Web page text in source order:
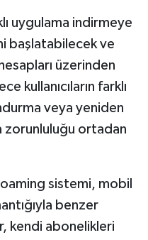
uygulama indirmeye
başlatabilecek ve
üzerinden
kullanıcıların farklı
veya yeniden
zorunluluğu ortadan
sistemi, mobil
benzer
kendi abonelikleri